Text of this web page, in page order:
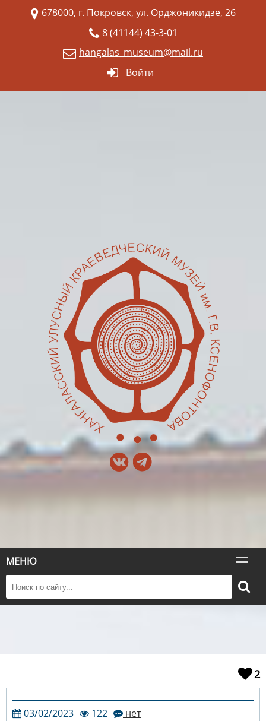
678000, г. Покровск, ул. Орджоникидзе, 26
8 (41144) 43-3-01
hangalas_museum@mail.ru
Войти
МЕНЮ
2
03/02/2023 122 нет